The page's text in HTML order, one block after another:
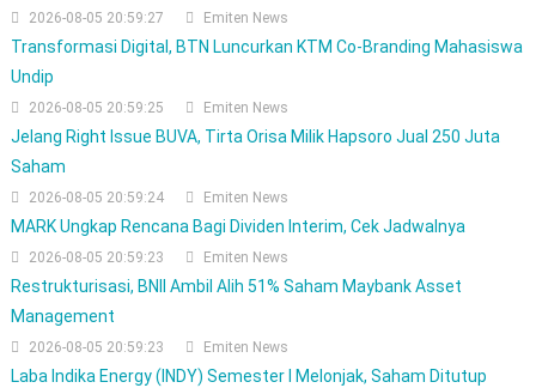
2026-08-05 20:59:27 Emiten News
Transformasi Digital, BTN Luncurkan KTM Co-Branding Mahasiswa
Undip
2026-08-05 20:59:25 Emiten News
Jelang Right Issue BUVA, Tirta Orisa Milik Hapsoro Jual 250 Juta
Saham
2026-08-05 20:59:24 Emiten News
MARK Ungkap Rencana Bagi Dividen Interim, Cek Jadwalnya
2026-08-05 20:59:23 Emiten News
Restrukturisasi, BNII Ambil Alih 51% Saham Maybank Asset
Management
2026-08-05 20:59:23 Emiten News
Laba Indika Energy (INDY) Semester I Melonjak, Saham Ditutup